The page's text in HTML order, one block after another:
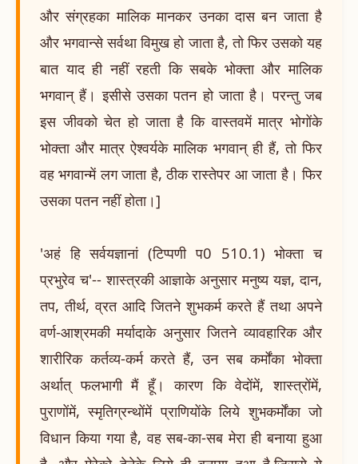
और संग्रहका मालिक मानकर उनका दास बन जाता है
और भगवान्से सर्वथा विमुख हो जाता है, तो फिर उसको यह
बात याद ही नहीं रहती कि सबके भोक्ता और मालिक
भगवान् हैं। इसीसे उसका पतन हो जाता है। परन्तु जब
इस जीवको चेत हो जाता है कि वास्तवमें मात्र भोगोंके
भोक्ता और मात्र ऐश्वर्यके मालिक भगवान् ही हैं, तो फिर
वह भगवान्में लग जाता है, ठीक रास्तेपर आ जाता है। फिर
उसका पतन नहीं होता।]
'अहं हि सर्वयज्ञानां (टिप्पणी प0 510.1) भोक्ता च
प्रभुरेव च'-- शास्त्रकी आज्ञाके अनुसार मनुष्य यज्ञ, दान,
तप, तीर्थ, व्रत आदि जितने शुभकर्म करते हैं तथा अपने
वर्ण-आश्रमकी मर्यादाके अनुसार जितने व्यावहारिक और
शारीरिक कर्तव्य-कर्म करते हैं, उन सब कर्मोंका भोक्ता
अर्थात् फलभागी मैं हूँ। कारण कि वेदोंमें, शास्त्रोंमें,
पुराणोंमें, स्मृतिग्रन्थोंमें प्राणियोंके लिये शुभकर्मोंका जो
विधान किया गया है, वह सब-का-सब मेरा ही बनाया हुआ